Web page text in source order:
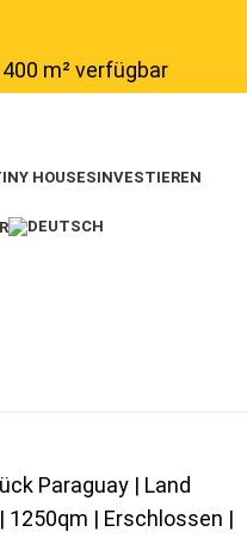
m² verfügbar
HOUSESINVESTIEREN
Paraguay | Land
| Erschlossen |